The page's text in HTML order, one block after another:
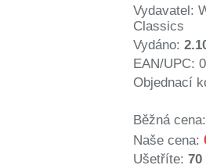
Vydavatel:
Classics
Vydáno:
EAN/UPC:
Objednací
Běžná cena:
Naše cena:
Ušetříte: 70